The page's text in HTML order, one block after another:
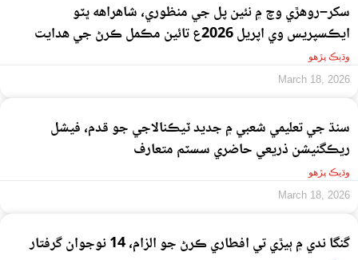
سکر–روهڙي وچ ۾ نئين پل جي منظوري، شاهراهه ڀٽو
ايڪسپريس وي اپريل 2026ع تائين مڪمل ڪرڻ جي هدايت
وڌيڪ پڙهو
March 18, 2026
سنڌ جي تعليمي شعبي ۾ جديد ٽيڪنالاجي جو قدم، فيشل
ريڪگنيشن ذريعي حاضري سسٽم متعارف
وڌيڪ پڙهو
March 18, 2026
گنگا ندي ۾ ٻيڙي تي افطاري ڪرڻ جو الزام، 14 نوجوان گرفتار